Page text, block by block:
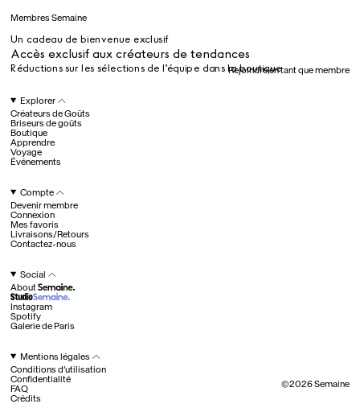
juil.. 25th
Ryan Gander
Newsletter
Inscrivez-vous pour
des nouveautés et du
contenu exclusif
directement dans votre
boîte mail. FR
Membres Semaine
Devenir membre
Explorer
Compte
Semaine
Membres Semaine
Accès exclusif aux créateurs de tendances
Réductions sur les sélections de l’équipe dans la boutique
Un cadeau de bienvenue exclusif
Rejoindre en tant que membre
Explorer
Créateurs de Goûts
Briseurs de goûts
Boutique
Apprendre
Voyage
Événements
Compte
Devenir membre
Connexion
Mes favoris
Livraisons/Retours
Contactez-nous
Social
About
Instagram
Spotify
Galerie de Paris
Mentions légales
Conditions d’utilisation
Confidentialité
FAQ
Crédits
©2026Semaine